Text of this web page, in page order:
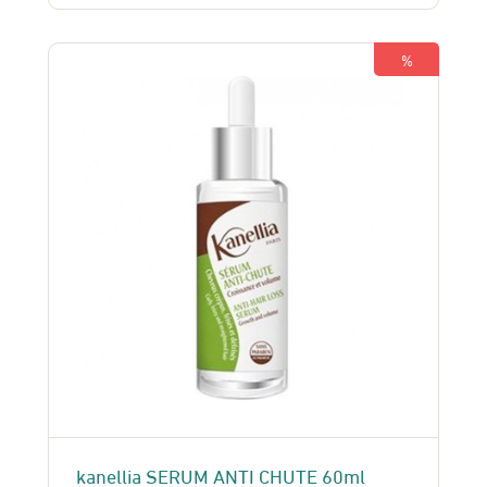
était :
199 Dhs.
est :
170 Dhs.
%
kanellia SERUM ANTI CHUTE 60ml